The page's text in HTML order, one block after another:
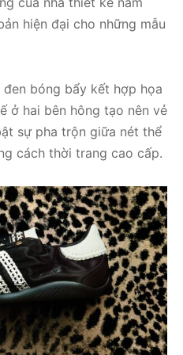
hiện đại cho những mẫu
bóng bẩy kết hợp họa
ở hai bên hông tạo nên vẻ
sự pha trộn giữa nét thể
cách thời trang cao cấp.